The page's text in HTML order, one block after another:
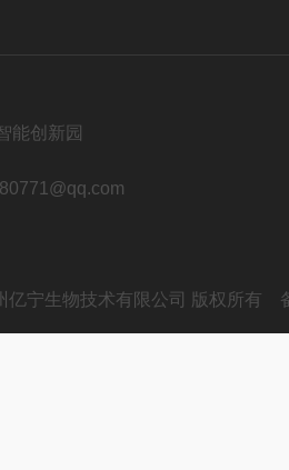
能创新园
亿宁生物技术有限公司 版权所有